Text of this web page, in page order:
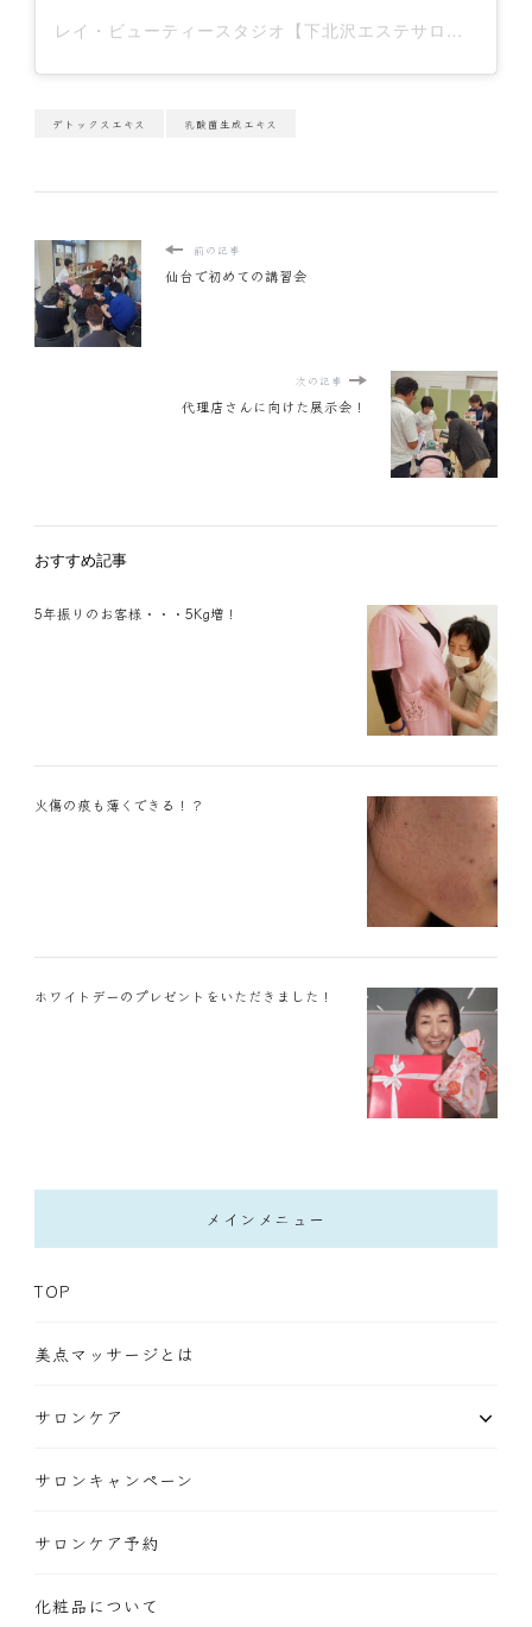
レイ・ビューティースタジオ【下北沢エステサロン】(@reybeautystudio_official)がシェアした投稿
デトックスエキス 乳酸菌生成エキス
前の記事
仙台で初めての講習会
次の記事
代理店さんに向けた展示会！
おすすめ記事
5年振りのお客様・・・5Kg増！
火傷の痕も薄くできる！？
ホワイトデーのプレゼントをいただきました！
メインメニュー
TOP
美点マッサージとは
サロンケア
サロンキャンペーン
サロンケア予約
化粧品について